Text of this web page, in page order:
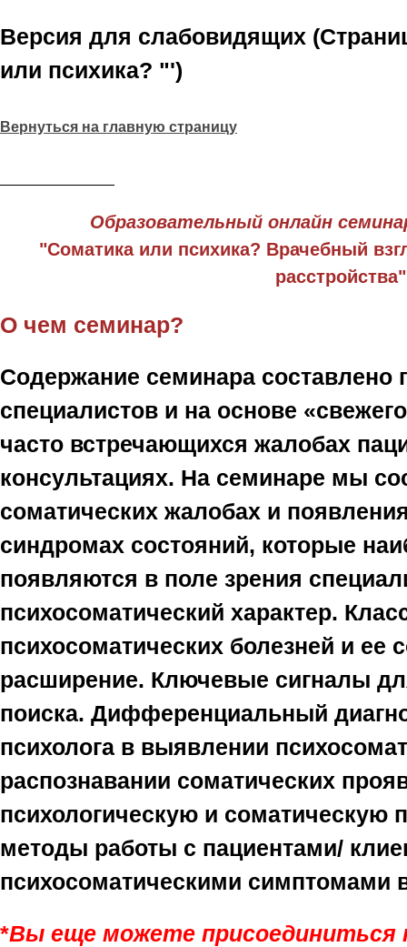
Версия для слабовидящих
или психика? "')
Вернуться на главную страницу
Образовательный онлайн
"Соматика или психика? Врачебный
расстройства"
О чем семинар?
Содержание семинара составлено
специалистов и на основе
часто встречающихся жалобах
консультациях. На семинаре мы
соматических жалобах и
синдромах состояний, которые
появляются в поле зрения
психосоматический характер.
психосоматических болезней и ее
расширение. Ключевые сигналы
поиска. Дифференциальный
психолога в выявлении
распознавании соматических
психологическую и соматическую
методы работы с пациентами/
психосоматическими симптомами
*Вы еще можете присоединиться